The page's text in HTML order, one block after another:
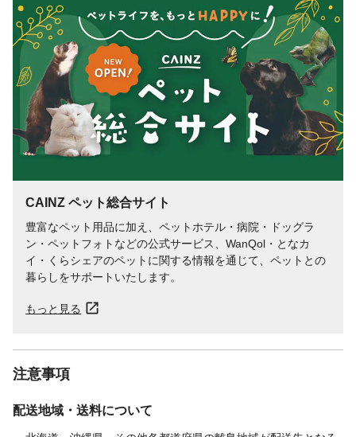
保証成分
たんぱく質1.1%以上、脂質2.0%以上、
4.3%以下、粗繊維13.7%以下、灰分2.4%以
下、水分12.0%以下
給与量の目安
生後9か月から
代謝エネルギー
たんぱく質1.1%以上、脂質2.0%以上、
4.3%以下、粗繊維13.7%以下、灰分2.4%以
下、水分12.0%以下 45キロカロリー
CAINZ ペット総合サイト
豊富なペット用品に加え、ペットホテル・病院・ドッグラ
ン・ペットフォトなどの公式サービス、WanQol・となカ
イ・くらシェアのペットに関する情報を通じて、ペットとの
暮らしをサポートいたします。
もっと見る
注意事項
配送地域・送料について